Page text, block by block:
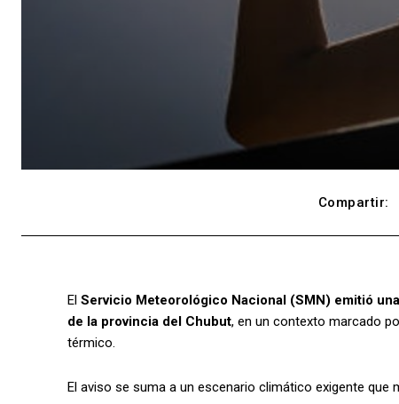
Compartir:
El Servicio Meteorológico Nacional (SMN) emitió
de la provincia del Chubut, en un contexto marcado
térmico.
El aviso se suma a un escenario climático exigente